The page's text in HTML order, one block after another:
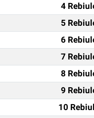
4
5
6
7
8
9
10